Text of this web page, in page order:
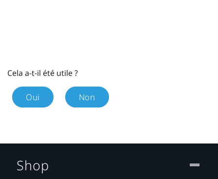
Cela a-t-il été utile ?
Oui Non
Shop